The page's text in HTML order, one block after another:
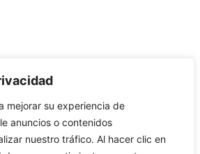
mejorar su experiencia de
anuncios o contenidos
nuestro tráfico. Al hacer clic en